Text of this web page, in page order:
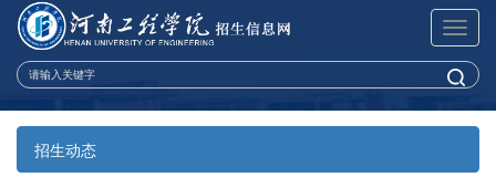
展
开
导
招生动态